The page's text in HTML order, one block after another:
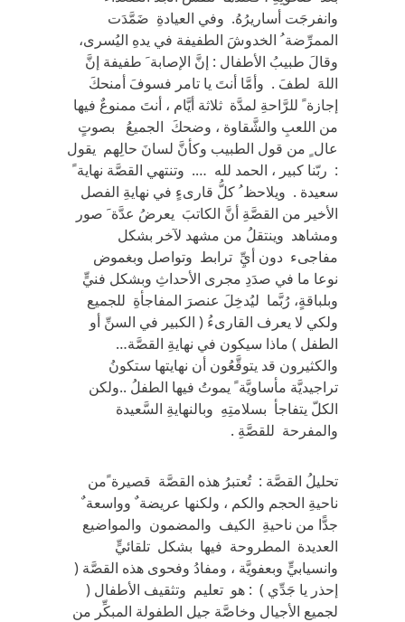
وانفرجَت أساريرُهُ. وفي العيادةِ ضَمَّدَت
الممرِّضة ُ الخدوشَ الطفيفة في يدهِ اليُسرى،
وقالَ طبيبُ الأطفال : إنَّ الإصابة َ طفيفة إنَّ
اللهَ لطفَ . وأمَّا أنتَ يا تامر فسوفَ أمنحكَ
إجازة ً للرَّاحةِ لمدَّة ثلاثة أيَّام ، أنتَ ممنوعٌ فيها
من اللعبِ والشَّقاوة ، وضحكَ الجميعُ بصوتٍ
عال ٍ من قول الطبيب وكأنَّ لسانَ حالِهم يقول
: ربّنا كبير ، الحمد لله …. وتنتهي القصَّة نهاية ً
سعيدة . ويلاحظ ُ كلُّ قارىءٍ في نهايةِ الفصل
الأخير من القصَّةِ أنَّ الكاتبَ يعرضُ عدَّة َ صور
ومشاهد وينتقلُ من مشهد لآخر بشكل
مفاجىء دون أيِِّ ترابط وتواصل وبغموض
نوعا ما في صدَدِ مجرى الأحداثِ وبشكل فنيٍّ
وبلباقةٍ، رُبَّما ليُدخِلَ عنصرَ المفاجأةِ للجميع
ولكي لا يعرف القارىءُ ( الكبير في السنِّ أو
الطفل ) ماذا سيكون في نهايةِ القصَّة…
والكثيرون قد يتوقَّعُون أن نهايتها ستكونُ
تراجيديَّة مأساويَّة ً يموتُ فيها الطفلُ ..ولكن
الكلّ يتفاجأ بسلامتِهِ وبالنهايةِ السَّعيدة
والمفرحة للقصَّةِ .
تحليلُ القصَّة : تُعتبرُ هذه القصَّة قصيرة ًمن
ناحيةِ الحجم والكم ، ولكنها عريضة ٌ وواسعة ٌ
جدًّا من ناحيةِ الكيف والمضمون والمواضيع
العديدة المطروحة فيها بشكل تلقائيٍّ
وانسيابيٍّ وبعفويَّة ، ومفادُ وفحوى هذه القصَّة (
إحذر يا جَدِّي ) : هو تعليم وتثقيف الأطفال (
لجميع الأجيال وخاصَّة جيل الطفولة المبكِّر من